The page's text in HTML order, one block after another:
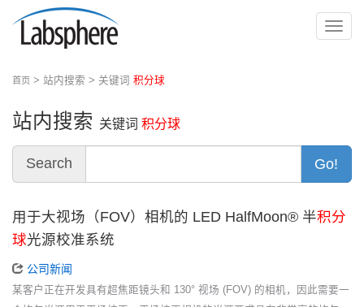
切
首页 > 站内搜索 > 关键词 积分球
站内搜索 关键词 积分球
Search Go!
用于大视场（FOV）相机的 LED HalfMoon® 半积分
球光源校准系统
公司新闻
某客户正在开发具有超焦距镜头和 130° 视场 (FOV) 的相机，因此需要一